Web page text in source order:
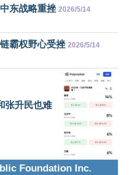
东战略重挫 2026/5/14
霸权野心受挫 2026/5/14
张升民也难
Foundation Inc.